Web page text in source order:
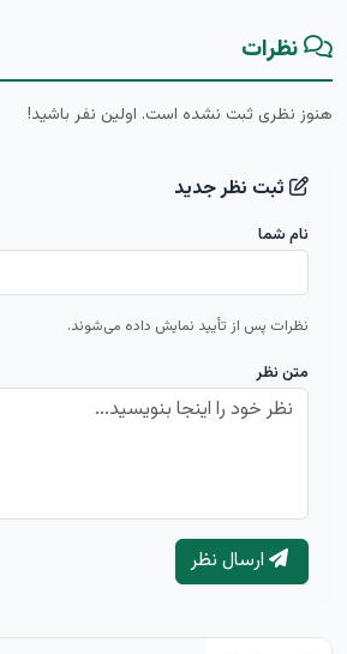
نظرات
هنوز نظری ثبت نشده است. اولین نفر باشید!
ثبت نظر جدید
نام شما
نظرات پس از تأیید نمایش داده می‌شوند.
متن نظر
ارسال نظر